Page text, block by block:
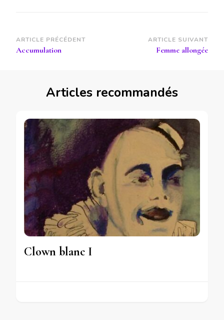
Navigation
d’article
ARTICLE PRÉCÉDENT
Accumulation
ARTICLE SUIVANT
Femme allongée
Articles recommandés
Clown blanc I